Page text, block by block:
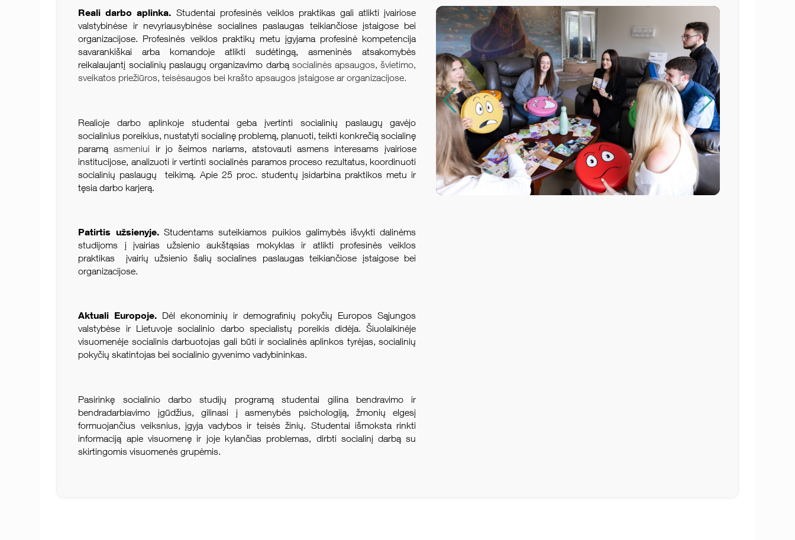
Reali darbo aplinka. Studentai profesinės veiklos praktikas gali atlikti įvairiose
valstybinėse ir nevyriausybinėse socialines paslaugas teikiančiose įstaigose bei
organizacijose. Profesinės veiklos praktikų metu įgyjama profesinė kompetencija
savarankiškai arba komandoje atlikti sudėtingą, asmeninės atsakomybės
reikalaujantį socialinių paslaugų organizavimo darbą socialinės apsaugos, švietimo,
sveikatos priežiūros, teisėsaugos bei krašto apsaugos įstaigosear organizacijose.
Realioje darbo aplinkoje studentai geba įvertinti socialinių paslaugų gavėjo
socialinius poreikius, nustatyti socialinę problemą, planuoti, teikti konkrečią socialinę
paramąasmeniui ir jo šeimos nariams, atstovauti asmens interesams įvairiose
institucijose, analizuoti ir vertinti socialinės paramos proceso rezultatus, koordinuoti
socialinių paslaugų teikimą. Apie 25 proc. studentų įsidarbina praktikos metu ir
tęsia darbo karjerą.
Patirtis užsienyje.Studentams suteikiamos puikios galimybės išvykti dalinėms
studijoms į įvairias užsienio aukštąsias mokyklas ir atlikti profesinės veiklos
praktikas įvairių užsienio šalių socialines paslaugas teikiančiose įstaigose bei
organizacijose.
Aktuali Europoje. Dėl ekonominių ir demografinių pokyčių Europos Sąjungos
valstybėse ir Lietuvoje socialinio darbo specialistų poreikis didėja. Šiuolaikinėje
visuomenėje socialinis darbuotojas gali būti ir socialinės aplinkos tyrėjas, socialinių
pokyčių skatintojas bei socialinio gyvenimo vadybininkas.
Pasirinkę socialinio darbo studijų programą studentai gilina bendravimo ir
bendradarbiavimo įgūdžius, gilinasi į asmenybės psichologiją, žmonių elgesį
formuojančius veiksnius, įgyja vadybos ir teisės žinių. Studentai išmoksta rinkti
informaciją apie visuomenę ir joje kylančias problemas, dirbti socialinį darbą su
skirtingomis visuomenės grupėmis.